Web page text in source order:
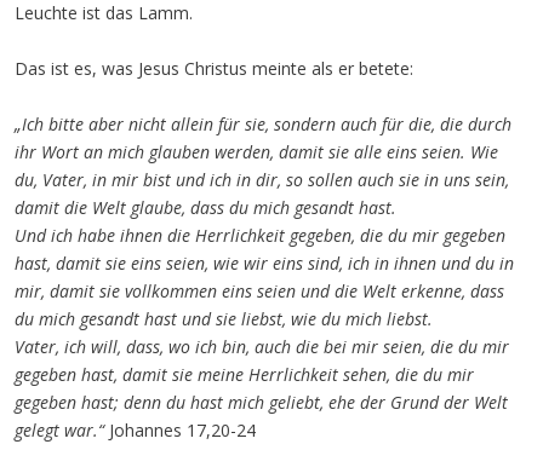
Leuchte ist das Lamm.
Das ist es, was Jesus Christus meinte als er betete:
„Ich bitte aber nicht allein für sie, sondern auch für die, die durch
ihr Wort an mich glauben werden, damit sie alle eins seien. Wie
du, Vater, in mir bist und ich in dir, so sollen auch sie in uns sein,
damit die Welt glaube, dass du mich gesandt hast.
Und ich habe ihnen die Herrlichkeit gegeben, die du mir gegeben
hast, damit sie eins seien, wie wir eins sind, ich in ihnen und du in
mir, damit sie vollkommen eins seien und die Welt erkenne, dass
du mich gesandt hast und sie liebst, wie du mich liebst.
Vater, ich will, dass, wo ich bin, auch die bei mir seien, die du mir
gegeben hast, damit sie meine Herrlichkeit sehen, die du mir
gegeben hast; denn du hast mich geliebt, ehe der Grund der Welt
gelegt war.“Johannes 17,20-24